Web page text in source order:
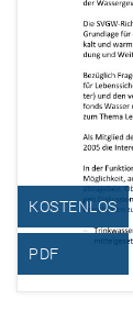
KOSTENLOS
PDF